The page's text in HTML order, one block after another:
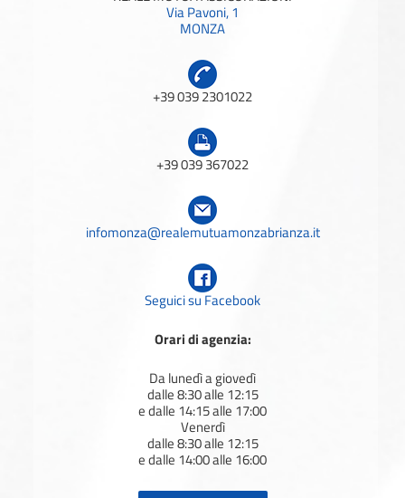
MONZA
+39 039 2301022
+39 039 367022
infomonza@realemutuamonzabrianza.it
Seguici su Facebook
dalle 8:30 alle 12:15
e dalle 14:15 alle 17:00
Venerdì
dalle 8:30 alle 12:15
e dalle 14:00 alle 16:00
ORARI COMPLETI